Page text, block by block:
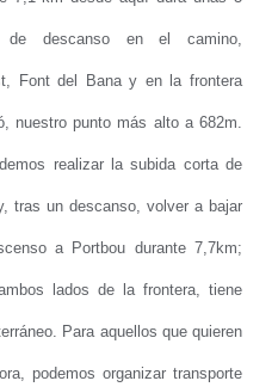
de descanso en el camino,
Font del Bana y en la frontera
nuestro punto más alto a 682m.
realizar la subida corta de
tras un descanso, volver a bajar
a Portbou durante 7,7km;
lados de la frontera, tiene
Para aquellos que quieren
podemos organizar transporte